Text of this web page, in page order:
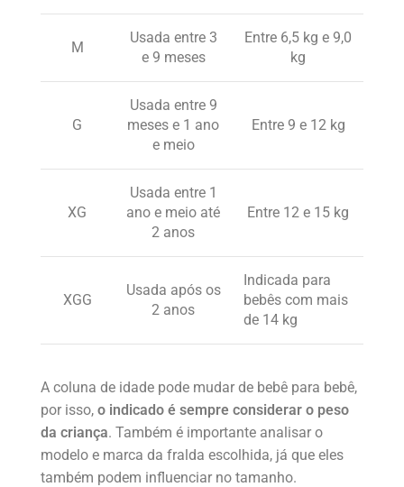
M
Usada entre 3
e 9 meses
Entre 6,5 kg e 9,0
kg
G
Usada entre 9
meses e 1 ano
e meio
Entre 9 e 12 kg
XG
Usada entre 1
ano e meio até
2 anos
Entre 12 e 15 kg
XGG
Usada após os
2 anos
Indicada para
bebês com mais
de 14 kg
A coluna de idade pode mudar de bebê para bebê,
por isso, o indicado é sempre considerar o peso
da criança. Também é importante analisar o
modelo e marca da fralda escolhida, já que eles
também podem influenciar no tamanho.